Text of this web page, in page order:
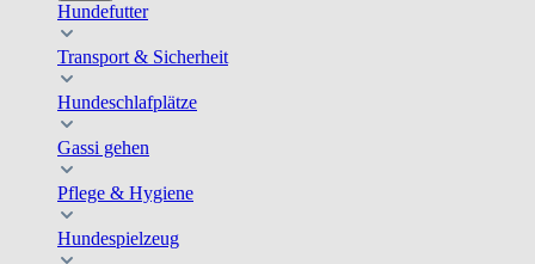
Hundefutter
Transport & Sicherheit
Hundeschlafplätze
Gassi gehen
Pflege & Hygiene
Hundespielzeug